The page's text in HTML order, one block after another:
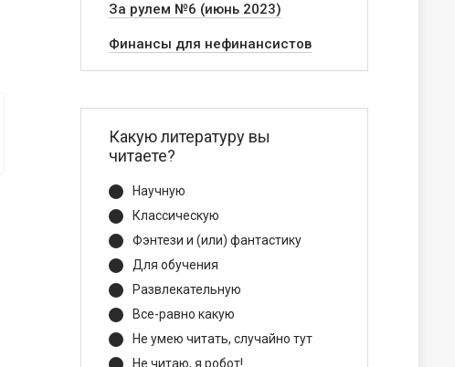
За рулем №6 (июнь 2023)
Финансы для нефинансистов
Какую литературу вы
читаете?
Научную
Классическую
Фэнтези и (или) фантастику
Для обучения
Развлекательную
Все-равно какую
Не умею читать, случайно тут
Не читаю, я робот!